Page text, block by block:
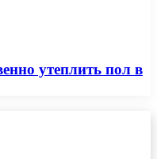
утеплить пол в